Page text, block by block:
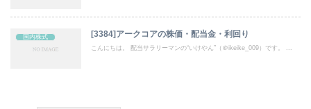
国内株式 [3384]アークコアの株価・配当金・利回り
こんにちは。 配当サラリーマンの“いけやん”（＠ikeike_009）です。 ...